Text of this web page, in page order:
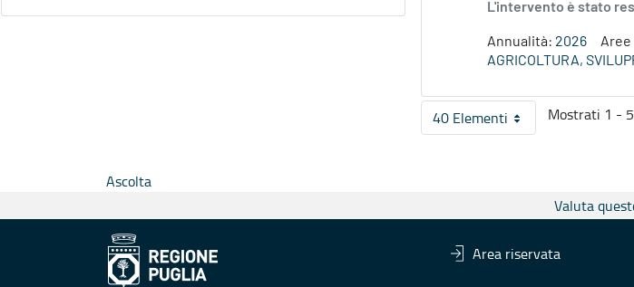
L'intervento è stato
Annualità: 2026 Aree
AGRICOLTURA,
40 ElementiPer pagina
Mostrati 1 -
Ascolta
Valuta
Area riservata